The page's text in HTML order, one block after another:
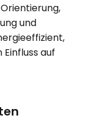
und
auf